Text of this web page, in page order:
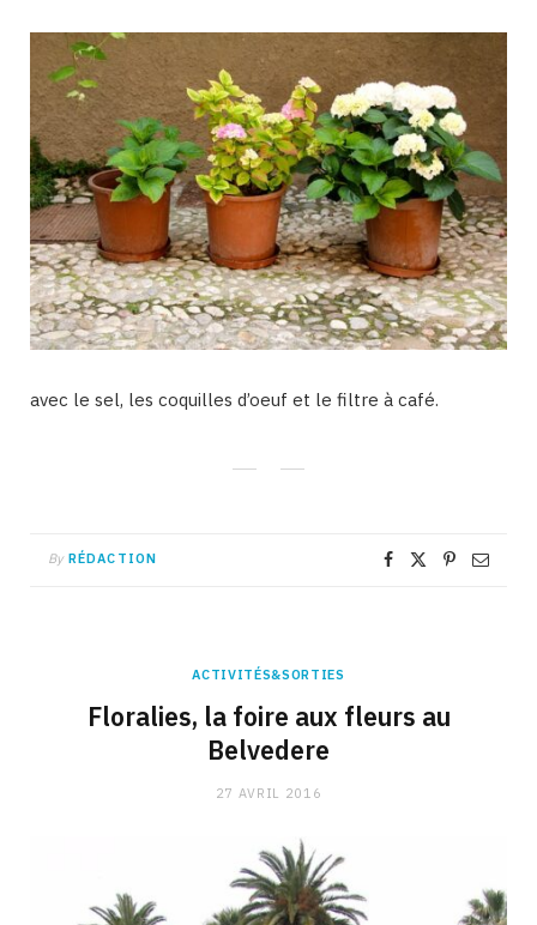
avec le sel, les coquilles d’oeuf et le filtre à café.
By RÉDACTION
ACTIVITÉS&SORTIES
Floralies, la foire aux fleurs au
Belvedere
27 AVRIL 2016